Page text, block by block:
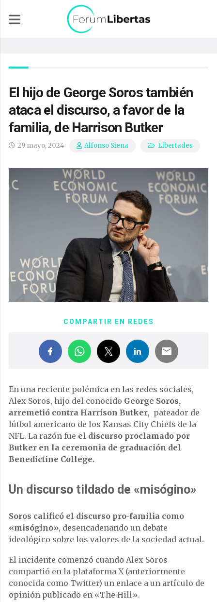
El hijo de George Soros también
ataca el discurso, a favor de la
familia, de Harrison Butker
29 mayo, 2024 Alfonso Siena Libertades
COMPARTIR EN REDES
En una reciente polémica en las redes sociales,
Alex Soros, hijo del conocido George Soros,
arremetió contra Harrison Butker, pateador de
fútbol americano de los Kansas City Chiefs de la
NFL. La razón fue el discurso proclamado por
Butker en la ceremonia de graduación del
Benedictine College.
Un discurso tildado de «misógino»
Soros calificó el discurso pro-familia como
«misógino», desencadenando un debate
ideológico sobre los valores de la sociedad actual.
El incidente comenzó cuando Alex Soros
compartió en la plataforma X (anteriormente
conocida como Twitter) un enlace a un artículo de
opinión publicado en «The Hill».